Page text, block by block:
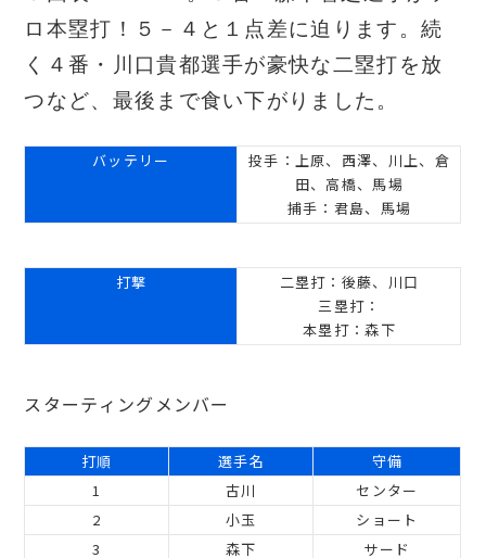
ロ本塁打！５－４と１点差に迫ります。続
く４番・川口貴都選手が豪快な二塁打を放
つなど、最後まで食い下がりました。
バッテリー
投手：上原、西澤、川上、倉
田、高橋、馬場
捕手：君島、馬場
打撃
二塁打：後藤、川口
三塁打：
本塁打：森下
スターティングメンバー
打順 選手名
守備
1
古川
センター
2
小玉
ショート
3
森下
サード